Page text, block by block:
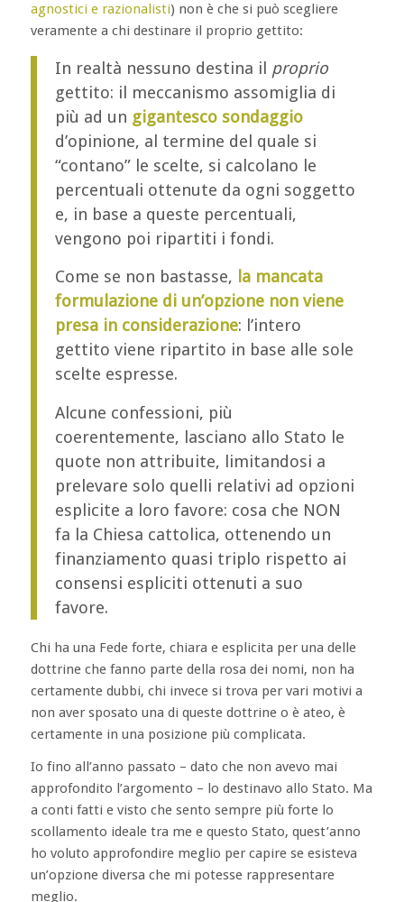
agnostici e razionalisti) non è che si può scegliere
veramente a chi destinare il proprio gettito:
In realtà nessuno destina il proprio
gettito: il meccanismo assomiglia di
più ad un gigantesco sondaggio
d’opinione, al termine del quale si
“contano” le scelte, si calcolano le
percentuali ottenute da ogni soggetto
e, in base a queste percentuali,
vengono poi ripartiti i fondi.
Come se non bastasse, la mancata
formulazione di un’opzione non viene
presa in considerazione: l’intero
gettito viene ripartito in base alle sole
scelte espresse.
Alcune confessioni, più
coerentemente, lasciano allo Stato le
quote non attribuite, limitandosi a
prelevare solo quelli relativi ad opzioni
esplicite a loro favore: cosa che NON
fa la Chiesa cattolica, ottenendo un
finanziamento quasi triplo rispetto ai
consensi espliciti ottenuti a suo
favore.
Chi ha una Fede forte, chiara e esplicita per una delle
dottrine che fanno parte della rosa dei nomi, non ha
certamente dubbi, chi invece si trova per vari motivi a
non aver sposato una di queste dottrine o è ateo, è
certamente in una posizione più complicata.
Io fino all’anno passato – dato che non avevo mai
approfondito l’argomento – lo destinavo allo Stato. Ma
a conti fatti e visto che sento sempre più forte lo
scollamento ideale tra me e questo Stato, quest’anno
ho voluto approfondire meglio per capire se esisteva
un’opzione diversa che mi potesse rappresentare
meglio.